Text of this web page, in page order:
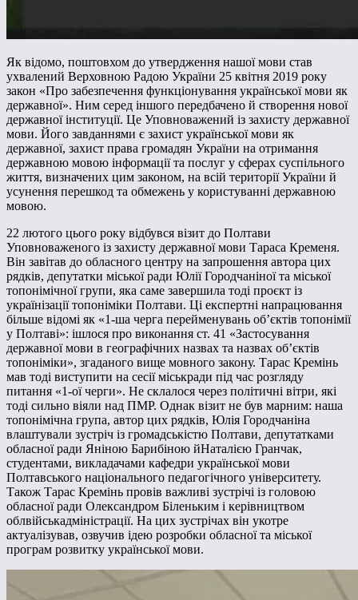
Як відомо, поштовхом до утвердження нашої мови став
ухвалений Верховною Радою України 25 квітня 2019 року
закон «Про забезпечення функціонування української мови як
державної». Ним серед іншого передбачено й створення нової
державної інституції. Це Уповноважений із захисту державної
мови. Його завданнями є захист української мови як
державної, захист права громадян України на отримання
державною мовою інформації та послуг у сферах суспільного
життя, визначених цим законом, на всій території України й
усунення перешкод та обмежень у користуванні державною
мовою.
22 лютого цього року відбувся візит до Полтави
Уповноваженого із захисту державної мови Тараса Кременя.
Він завітав до обласного центру на запрошення автора цих
рядків, депутатки міської ради Юлії Городчаніної та міської
топонімічної групи, яка саме завершила тоді проєкт із
українізації топоніміки Полтави. Ці експертні напрацювання
більше відомі як «1-ша черга перейменувань об’єктів топонімії
у Полтаві»: ішлося про виконання ст. 41 «Застосування
державної мови в географічних назвах та назвах об’єктів
топоніміки», згаданого вище мовного закону. Тарас Кремінь
мав тоді виступити на сесії міськради під час розгляду
питання «1-ої черги». Не склалося через політичні вітри, які
тоді сильно віяли над ПМР. Однак візит не був марним: наша
топонімічна група, автор цих рядків, Юлія Городчаніна
влаштували зустріч із громадськістю Полтави, депутатками
обласної ради Яніною Барибіною йНаталією Гранчак,
студентами, викладачами кафедри української мови
Полтавського національного педагогічного університету.
Також Тарас Кремінь провів важливі зустрічі із головою
обласної ради Олександром Біленьким і керівництвом
облвійськадміністрації. На цих зустрічах він укотре
актуалізував, озвучив ідею розробки обласної та міської
програм розвитку української мови.